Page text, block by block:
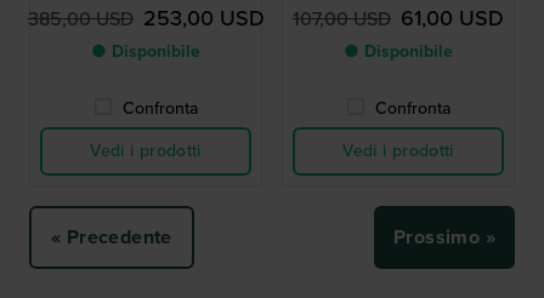
385,00 USD 253,00 USD
● Disponibile
Confronta
Vedi i prodotti
107,00 USD 61,00 USD
● Disponibile
Confronta
Vedi i prodotti
« Precedente Prossimo »